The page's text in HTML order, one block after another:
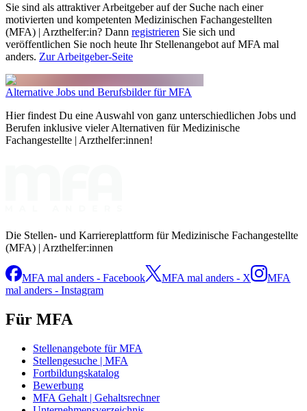
Sie sind als attraktiver Arbeitgeber auf der Suche nach einer
motivierten und kompetenten Medizinischen Fachangestellten
(MFA) | Arzthelfer:in? Dann registrieren Sie sich und
veröffentlichen Sie noch heute Ihr Stellenangebot auf MFA mal
anders. Zur Arbeitgeber-Seite
Alternative Jobs und Berufsbilder für MFA
Hier findest Du eine Auswahl von ganz unterschiedlichen Jobs und
Berufen inklusive vieler Alternativen für Medizinische
Fachangestellte | Arzthelfer:innen!
Die Stellen- und Karriereplattform für Medizinische Fachangestellte
(MFA) | Arzthelfer:innen
MFA mal anders - Facebook MFA mal anders - X
MFA
mal anders - Instagram
Für MFA
Stellenangebote für MFA
Stellengesuche | MFA
Fortbildungskatalog
Bewerbung
MFA Gehalt | Gehaltsrechner